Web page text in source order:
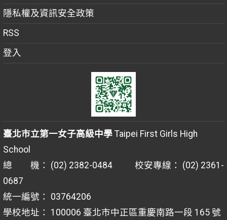
隱私權及資訊安全政策
RSS
登入
臺北市立第一女子高級中學Taipei First Girls High
School
總 機： (02) 2382-0484 校安專線： (02) 2361-
0687
統一編號： 03764206
學校地址： 100006 臺北市中正區重慶南路一段 165 號